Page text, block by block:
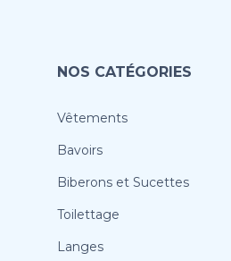
NOS CATÉGORIES
Vêtements
Bavoirs
Biberons et Sucettes
Toilettage
Langes